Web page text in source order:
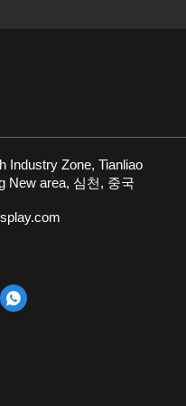
Industry Zone, Tianliao
New area, 심천, 중국
